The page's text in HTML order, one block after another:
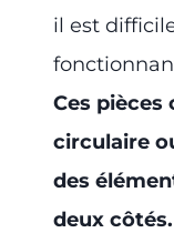
il est
Ces
circulaire
des
deux côtés.